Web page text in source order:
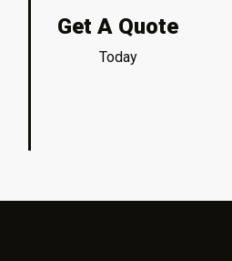
Get A Quote
Today